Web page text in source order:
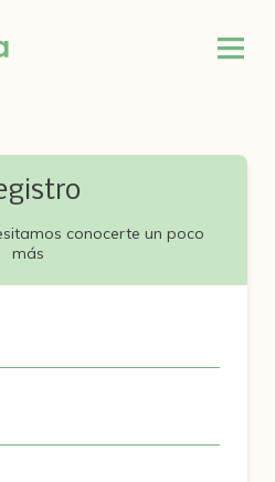
conocerte un poco
más